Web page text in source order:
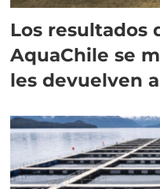
Los resultados
AquaChile se
les devuelven